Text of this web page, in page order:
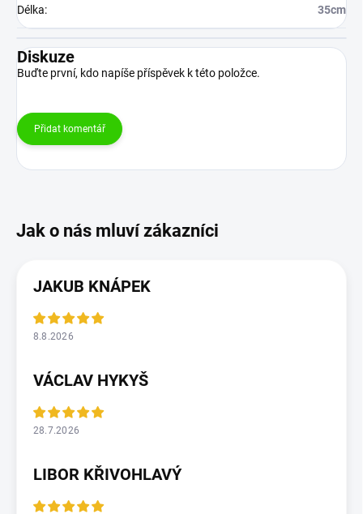
Délka: 35cm
Diskuze
Buďte první, kdo napíše příspěvek k této položce.
Přidat komentář
JAKUB KNÁPEK
8.8.2026
VÁCLAV HYKYŠ
28.7.2026
LIBOR KŘIVOHLAVÝ